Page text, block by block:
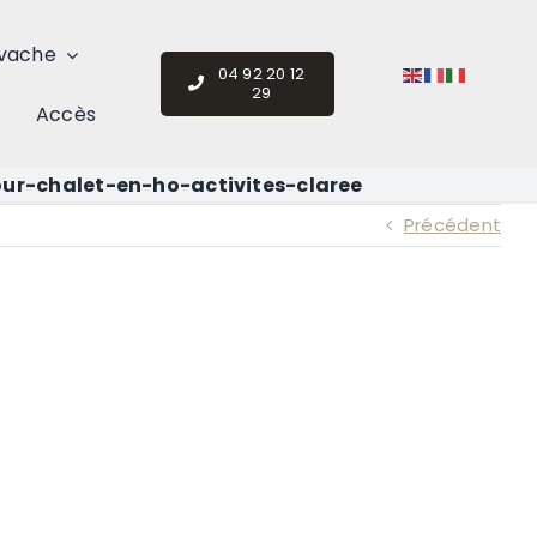
Accès
04 92 20 12
29
chalet-en-ho-activites-claree
Précédent